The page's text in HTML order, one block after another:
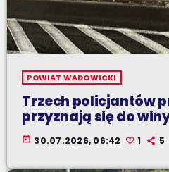
POWIAT WADOWICKI
Trzech policjantów
przyznają się do
today 30.07.2026, 06:42 1 5